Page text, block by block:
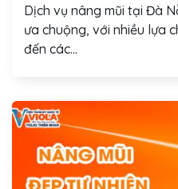
Dịch vụ nâng mũi tại Đà
ưa chuộng, với nhiều lựa
đến các...